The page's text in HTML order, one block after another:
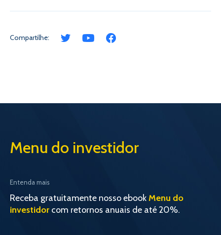
Compartilhe:
Menu do investidor
Entenda mais
Receba gratuitamente nosso ebookMenu do
investidor com retornos anuais de até 20%.